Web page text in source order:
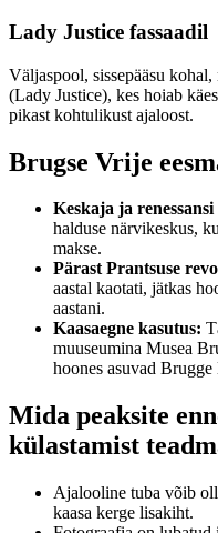
Lady Justice fassaadil
Väljaspool, sissepääsu
(Lady Justice), kes hoiab
pikast kohtulikust ajaloost.
Brugse Vrije
Keskaja ja
halduse närvikeskus,
makse.
Pärast Prantsuse
aastal kaotati, jätkas
aastani.
Kaasaegne kasutus:
muuseumina Musea
hoones asuvad
Mida peaksite
külastamist
Ajalooline tuba võib
kaasa kerge lisakiht.